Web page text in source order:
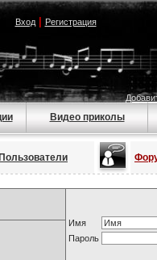
Вход| Регистрация
Видео приколы
Пользователи
Имя
Пароль